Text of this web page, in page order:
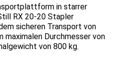
in starrer
RX 20-20 Stapler
sicheren Transport von
maximalen Durchmesser von
von 800 kg.